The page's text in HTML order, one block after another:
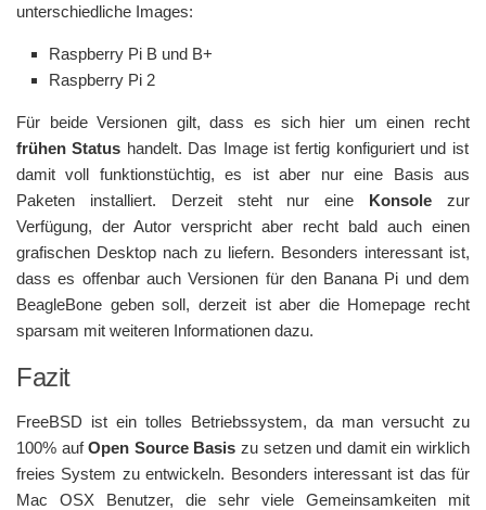
unterschiedliche Images:
Raspberry Pi B und B+
Raspberry Pi 2
Für beide Versionen gilt, dass es sich hier um einen recht
frühen Status handelt. Das Image ist fertig konfiguriert und ist
damit voll funktionstüchtig, es ist aber nur eine Basis aus
Paketen installiert. Derzeit steht nur eine Konsole zur
Verfügung, der Autor verspricht aber recht bald auch einen
grafischen Desktop nach zu liefern. Besonders interessant ist,
dass es offenbar auch Versionen für den Banana Pi und dem
BeagleBone geben soll, derzeit ist aber die Homepage recht
sparsam mit weiteren Informationen dazu.
Fazit
FreeBSD ist ein tolles Betriebssystem, da man versucht zu
100% aufOpen Source Basis zu setzen und damit ein wirklich
freies System zu entwickeln. Besonders interessant ist das für
Mac OSX Benutzer, die sehr viele Gemeinsamkeiten mit